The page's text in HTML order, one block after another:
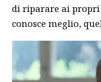
di riparare ai
conosce meglio,